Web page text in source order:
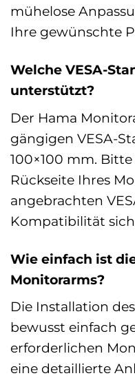
mühelose
Ihre gewünschte
Welche VESA-
unterstützt?
Der Hama
gängigen VESA-
100×100 mm.
Rückseite Ihres
angebrachten
Kompatibilität
Wie einfach ist
Monitorarms?
Die Installation
bewusst einfach
erforderlichen
eine detaillierte